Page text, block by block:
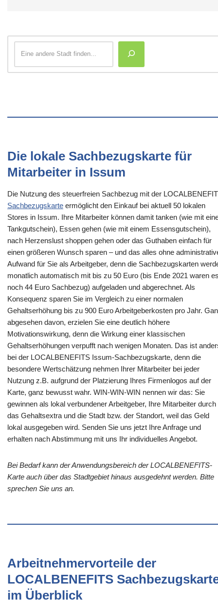
Die lokale Sachbezugskarte für
Mitarbeiter in Issum
Die Nutzung des steuerfreien Sachbezug mit der
Sachbezugskarte ermöglicht den Einkauf bei aktuell 50 lokalen
Stores in Issum. Ihre Mitarbeiter können damit tanken (wie mit
Tankgutschein), Essen gehen (wie mit einem Essensgutschein),
nach Herzenslust shoppen gehen oder das Guthaben einfach für
einen größeren Wunsch sparen – und das alles ohne
Aufwand für Sie als Arbeitgeber, denn die Sachbezugskarten
monatlich automatisch mit bis zu 50 Euro (bis Ende 2021 waren
noch 44 Euro Sachbezug) aufgeladen und abgerechnet. Als
Konsequenz sparen Sie im Vergleich zu einer normalen
Gehaltserhöhung bis zu 900 Euro Arbeitgeberkosten pro Jahr.
abgesehen davon, erzielen Sie eine deutlich höhere
Motivationswirkung, denn die Wirkung einer klassischen
Gehaltserhöhungen verpufft nach wenigen Monaten. Das ist
bei der LOCALBENEFITS Issum-Sachbezugskarte, denn die
besondere Wertschätzung nehmen Ihrer Mitarbeiter bei jeder
Nutzung z.B. aufgrund der Platzierung Ihres Firmenlogos auf der
Karte, ganz bewusst wahr. WIN-WIN-WIN nennen wir das: Sie
gewinnen als lokal verbundener Arbeitgeber, Ihre Mitarbeiter durch
das Gehaltsextra und die Stadt bzw. der Standort, weil das Geld
lokal ausgegeben wird. Senden Sie uns jetzt Ihre Anfrage und
erhalten nach Abstimmung mit uns Ihr individuelles Angebot.
Bei Bedarf kann der Anwendungsbereich der LOCALBENEFITS-
Karte auch über das Stadtgebiet hinaus ausgedehnt werden. Bitte
sprechen Sie uns an.
Arbeitnehmervorteile der
LOCALBENEFITS
im Überblick